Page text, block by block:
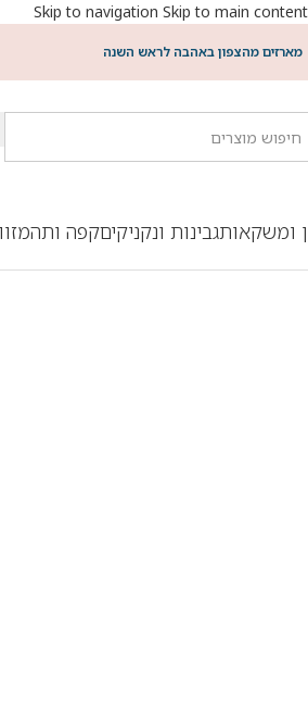
Skip to navigation Skip to main content
מארזים מהצפון באהבה לראש השנה
ומשקאותגבינות ונקניקיםקפה ותה